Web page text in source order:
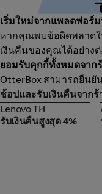
เริ่มใหม่จากแพลตฟอร์ม
หากคุณพบข้อผิดพลาดใ
เงินคืนของคุณได้อย่างต่
ยอมรับคุกกี้ทั้งหมดจาก
OtterBox สามารถยืน
ช้อปและรับเงินคืนจาก
Lenovo TH
Lenovo TH
รับเงินคืนสูงสุด 4%